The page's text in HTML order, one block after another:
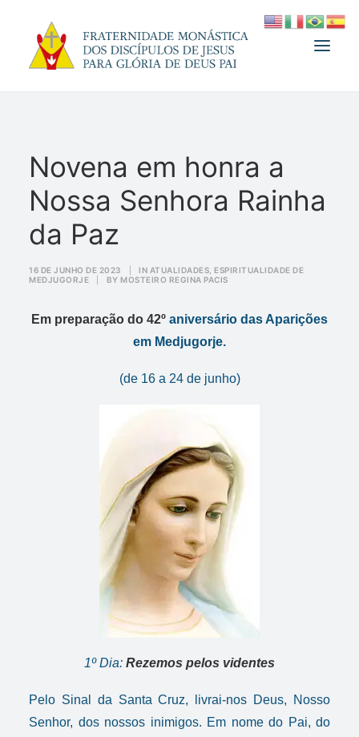
FUNDADOR
MEDJUGORJE
ESPIRITUALIDADE
INFORMATIVO
DOAÇÃO
Novena em honra a
Nossa Senhora Rainha
da Paz
16 DE JUNHO DE 2023 IN ATUALIDADES ESPIRITUALIDADE DE
MEDJUGORJE
BY MOSTEIRO REGINA PACIS
Em preparação do 42º aniversário das Aparições
em Medjugorje.
(de 16 a 24 de junho)
1º Dia: Rezemos pelos videntes
Pelo Sinal da Santa Cruz, livrai-nos Deus, Nosso
Senhor, dos nossos inimigos. Em nome do Pai, do